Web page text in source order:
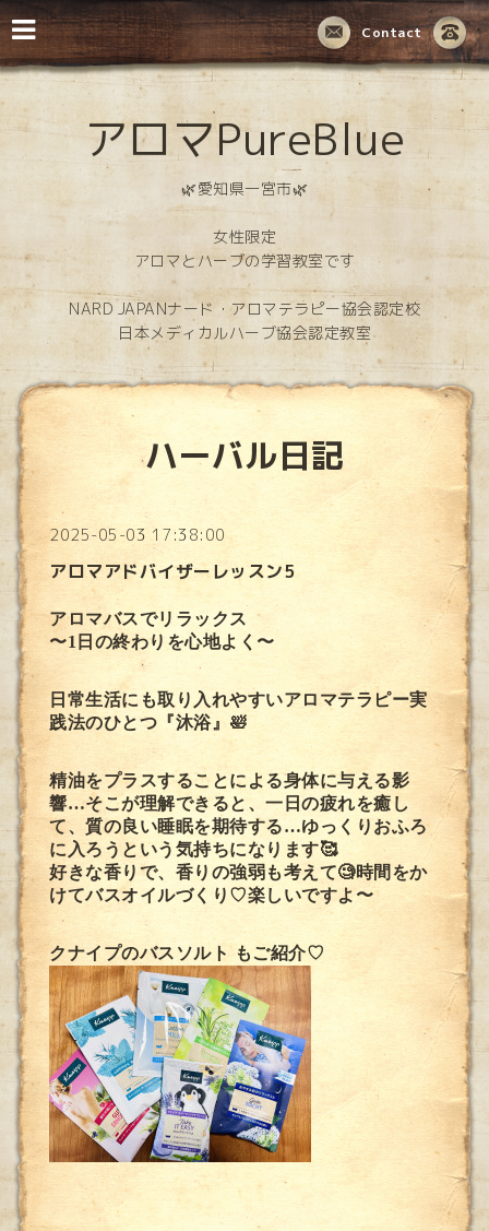
Contact
アロマPureBlue
🌿愛知県一宮市🌿
女性限定
アロマとハーブの学習教室です
NARD JAPANナード・アロマテラピー協会認定校
日本メディカルハーブ協会認定教室
ハーバル日記
2025-05-03 17:38:00
アロマアドバイザーレッスン5
アロマバスでリラックス
〜1日の終わりを心地よく〜
日常生活にも取り入れやすいアロマテラピー実
践法のひとつ『沐浴』🛀
精油をプラスすることによる身体に与える影
響…そこが理解できると、一日の疲れを癒し
て、質の良い睡眠を期待する…ゆっくり おふろ
に入ろうという気持ちになります🥰
好きな香りで、香りの強弱も考えて🧐時間をか
けてバスオイルづくり♡楽しいですよ〜
クナイプのバスソルト もご紹介♡